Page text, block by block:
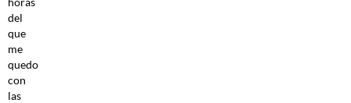
del
que
me
quedo
con
las